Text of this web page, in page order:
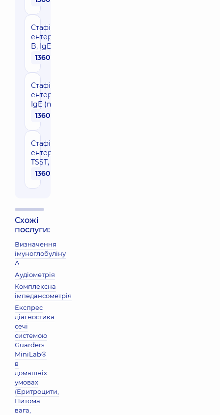
Стафілококовий
ентеротоксин
B, IgE (m81)
1360 грн
Стафілококовий
ентеротоксин C,
IgE (m223)
1360 грн
Стафілококовий
ентеротоксин
TSST, IgE (m226)
1360 грн
Схожі
послуги:
Визначення
імуноглобуліну
А
Аудіометрія
Комплексна
імпедансометрія
Експрес
діагностика
сечі
системою
Guarders
MiniLab®
в
домашніх
умовах
(Еритроцити,
Питома
вага,